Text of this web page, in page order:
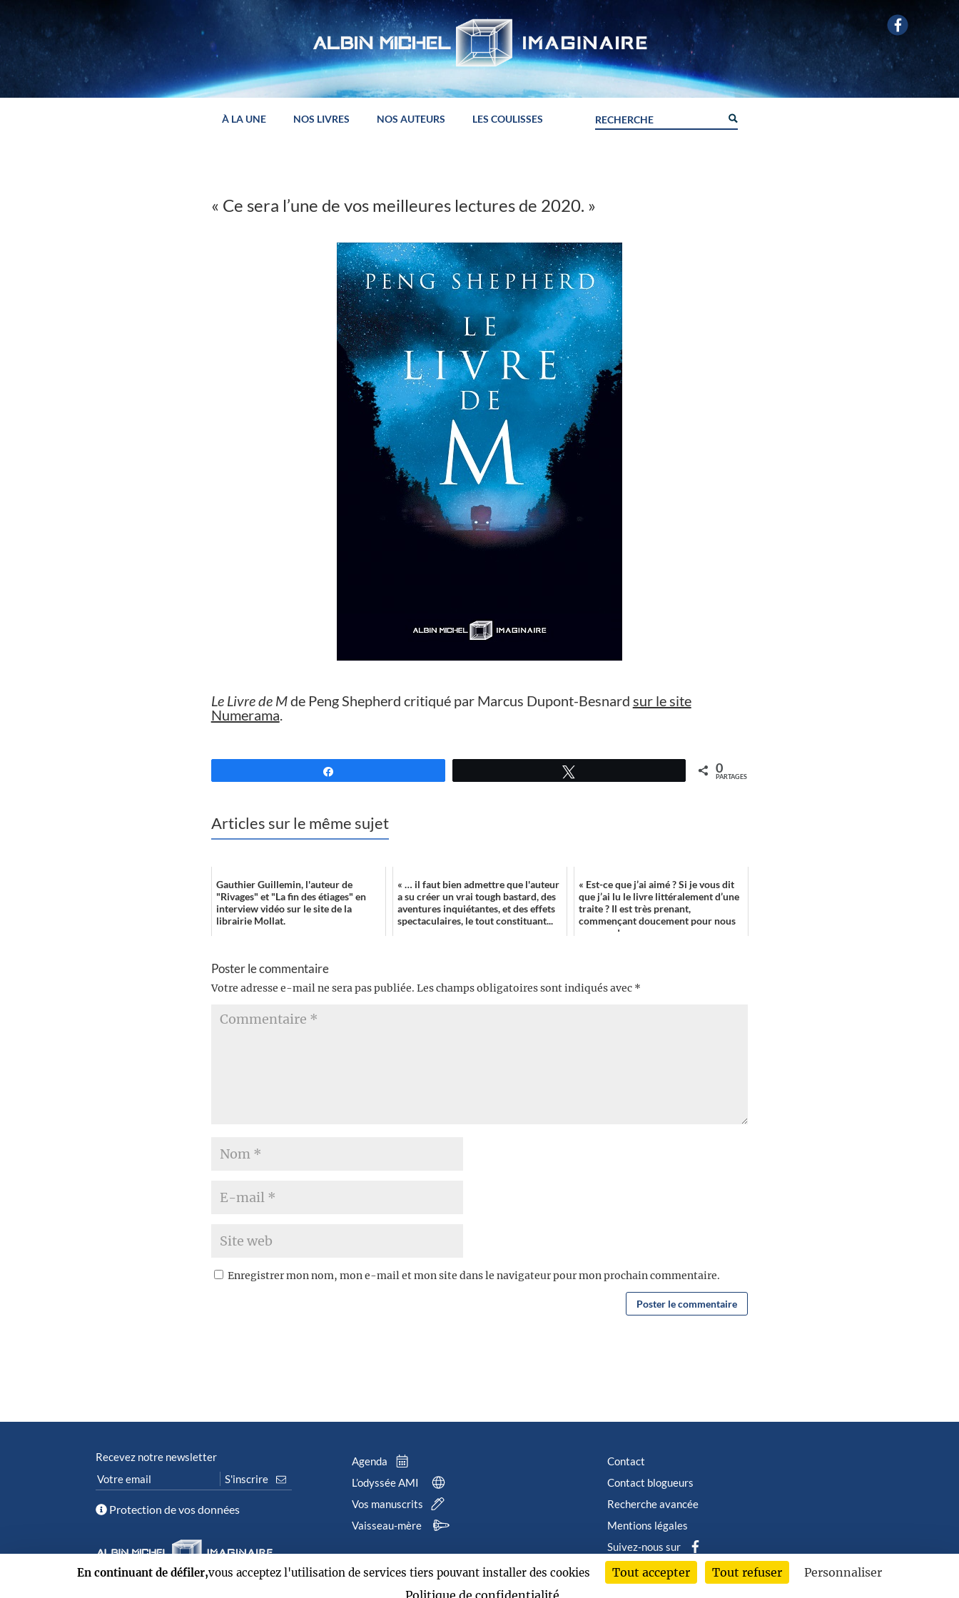
À LA UNE NOS LIVRES NOS AUTEURS LES COULISSES
« Ce sera l’une de vos meilleures lectures de 2020. »
Le Livre de Mde Peng Shepherd critiqué par Marcus Dupont-Besnard sur le site
Numerama.
0
PARTAGES
Articles sur le même sujet
Gauthier Guillemin, l'auteur de
"Rivages" et "La fin des étiages" en
interview vidéo sur le site de la
librairie Mollat.
« … il faut bien admettre que l'auteur
a su créer un vrai tough bastard, des
aventures inquiétantes, et des effets
spectaculaires, le tout constituant...
« Est-ce que j’ai aimé ? Si je vous dit
que j’ai lu le livre littéralement d’une
traite ? Il est très prenant,
commençant doucement pour nous
amener d...
Poster le commentaire
Votre adresse e-mail ne sera pas publiée. Les champs obligatoires sont indiqués avec *
Enregistrer mon nom, mon e-mail et mon site dans le navigateur pour mon prochain commentaire.
Recevez notre newsletter
Protection de vos données
Agenda
L’odyssée AMI
Vos manuscrits
Vaisseau-mère
Contact
Contact blogueurs
Recherche avancée
Mentions légales
Suivez-nous sur
2026 © Albin Michel Imaginaire - Tous droits réservés
En continuant de défiler,vous acceptez l'utilisation de services tiers pouvant installer des cookies Tout accepter Tout refuser
Personnaliser
Politique de confidentialité